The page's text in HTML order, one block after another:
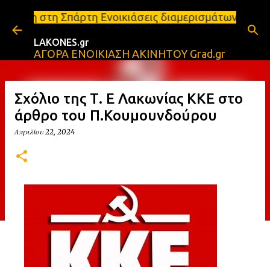
Μετάβαση στο κύριο περιεχόμενο
Σπάρτη Ενοικιάσεις διαμερισμάτων Σπάρτη
LAKONES.gr
ΑΓΟΡΑ ΕΝΟΙΚΙΑΣΗ ΑΚΙΝΗΤΟΥ Grad.gr
Σχόλιο της Τ. Ε Λακωνίας ΚΚΕ στο
άρθρο του Π.Κουμουνδούρου
Απριλίου 22, 2024